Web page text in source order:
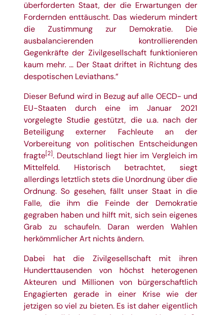
überforderten Staat, der die Erwartungen der
Fordernden enttäuscht. Das wiederum mindert
die Zustimmung zur Demokratie. Die
ausbalancierenden kontrollierenden
Gegenkräfte der Zivilgesellschaft funktionieren
kaum mehr. … Der Staat driftet in Richtung des
despotischen Leviathans.“
Dieser Befund wird in Bezug auf alle OECD- und
EU-Staaten durch eine im Januar 2021
vorgelegte Studie gestützt, die u.a. nach der
Beteiligung externer Fachleute an der
Vorbereitung von politischen Entscheidungen
fragte[2]. Deutschland liegt hier im Vergleich im
Mittelfeld. Historisch betrachtet, siegt
allerdings letztlich stets die Unordnung über die
Ordnung. So gesehen, fällt unser Staat in die
Falle, die ihm die Feinde der Demokratie
gegraben haben und hilft mit, sich sein eigenes
Grab zu schaufeln. Daran werden Wahlen
herkömmlicher Art nichts ändern.
Dabei hat die Zivilgesellschaft mit ihren
Hunderttausenden von höchst heterogenen
Akteuren und Millionen von bürgerschaftlich
Engagierten gerade in einer Krise wie der
jetzigen so viel zu bieten. Es ist daher eigentlich